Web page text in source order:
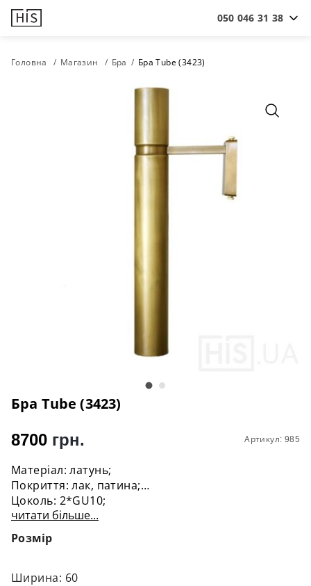
050 046 31 38
Головна Магазин Бра Бра Tube (3423)
Бра Tube (3423)
Артикул: 985
8700 грн.
Матеріал: латунь;
Покриття: лак, патина;
Цоколь: 2*GU10;
Кріплення - планка, діаметр 10см;
Потужність: 2*7W;
Діаметр 6см;
Лампочка в комплект входить.
читати більше...
Розмір
Ширина: 60